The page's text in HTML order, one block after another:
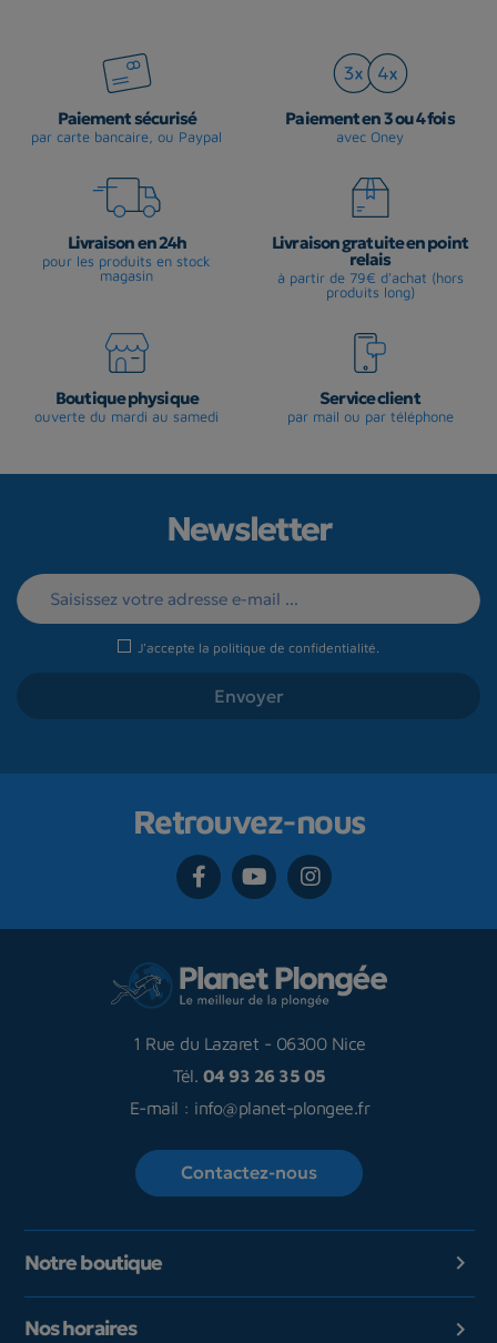
Paiement sécurisé
par carte bancaire, ou Paypal
Paiement en 3 ou 4 fois
avec Oney
Livraison en 24h
pour les produits en stock
magasin
Livraison gratuite en point
relais
à partir de 79€ d'achat (hors
produits long)
Boutique physique
ouverte du mardi au samedi
Service client
par mail ou par téléphone
Newsletter
J'accepte la politique de confidentialité.
Retrouvez-nous
1 Rue du Lazaret - 06300 Nice
Tél. 04 93 26 35 05
E-mail : info@planet-plongee.fr
Contactez-nous
Notre boutique 
Nos horaires 